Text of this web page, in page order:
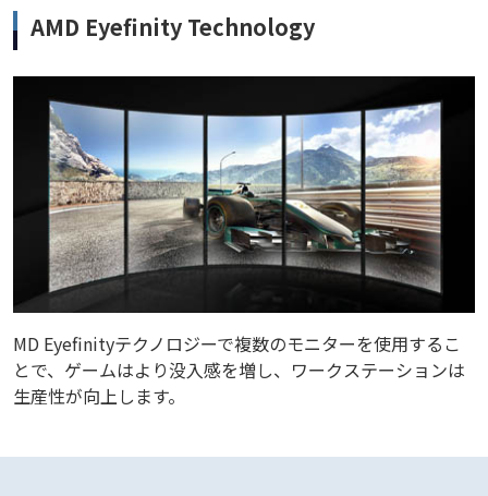
AMD Eyefinity Technology
MD Eyefinityテクノロジーで複数のモニターを使用するこ
とで、ゲームはより没入感を増し、ワークステーションは
生産性が向上します。